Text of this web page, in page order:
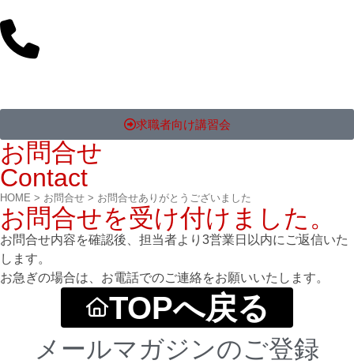
求職者向け講習会
お問合せ
Contact
HOME > お問合せ > お問合せありがとうございました
お問合せを受け付けました。
お問合せ内容を確認後、担当者より3営業日以内にご返信いた
します。
お急ぎの場合は、お電話でのご連絡をお願いいたします。
TOPへ戻る
メールマガジンのご登録